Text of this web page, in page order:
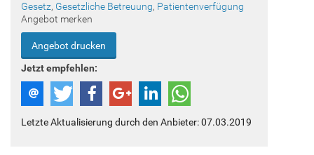
Gesetz, Gesetzliche Betreuung, Patientenverfügung
Angebot merken
Angebot drucken
Jetzt empfehlen:
Letzte Aktualisierung durch den Anbieter: 07.03.2019